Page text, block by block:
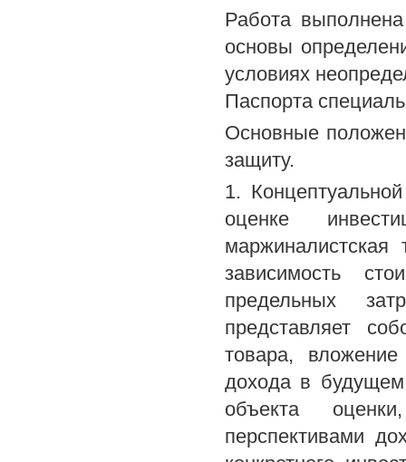
Работа
основы
условиях
Паспорта
Основные
защиту.
1.
оценке
зависимость
предельных
представляет
товара,
дохода в
объекта
перспективами